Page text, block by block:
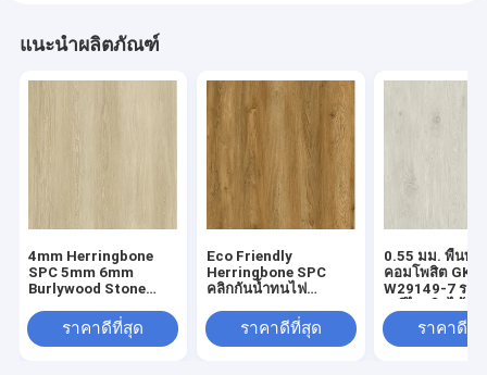
แนะนำผลิตภัณฑ์
4mm Herringbone
SPC 5mm 6mm
Burlywood Stone
W29107-1ราคาดีที่สุด
Eco Friendly
Herringbone SPC
คลิกกันน้ำทนไฟ
GKBM FT-W19022-5
ราคาดีที่สุด
0.55 มม. พื้นพล
คอมโพสิต
W29149-7 รอ
ราคาดีที่